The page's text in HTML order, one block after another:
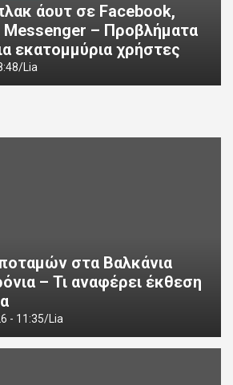
άουτ σε Facebook,
Messenger – Προβλήματα
εκατομμύρια χρήστες
Lia
στα Βαλκάνια
– Τι αναφέρει έκθεση
- 11:35 Lia